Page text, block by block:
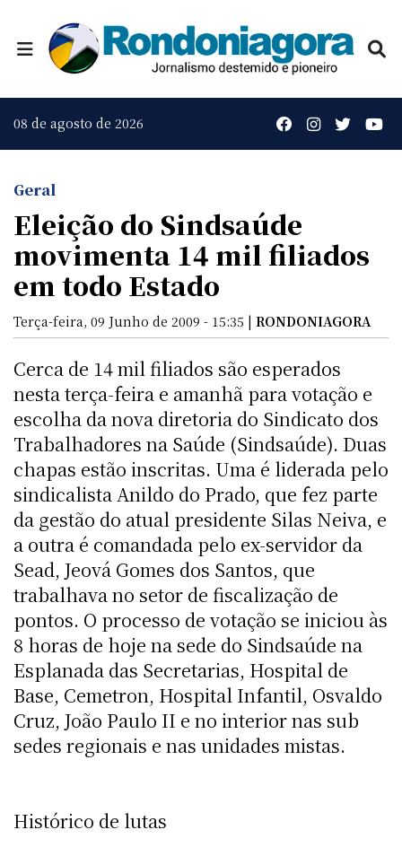
08 de agosto de 2026
Geral
Eleição do Sindsaúde
movimenta 14 mil filiados
em todo Estado
Terça-feira, 09 Junho de 2009 - 15:35 | RONDONIAGORA
Cerca de 14 mil filiados são esperados
nesta terça-feira e amanhã para votação e
escolha da nova diretoria do Sindicato dos
Trabalhadores na Saúde (Sindsaúde). Duas
chapas estão inscritas. Uma é liderada pelo
sindicalista Anildo do Prado, que fez parte
da gestão do atual presidente Silas Neiva, e
a outra é comandada pelo ex-servidor da
Sead, Jeová Gomes dos Santos, que
trabalhava no setor de fiscalização de
pontos. O processo de votação se iniciou às
8 horas de hoje na sede do Sindsaúde na
Esplanada das Secretarias, Hospital de
Base, Cemetron, Hospital Infantil, Osvaldo
Cruz, João Paulo II e no interior nas sub
sedes regionais e nas unidades mistas.
Histórico de lutas